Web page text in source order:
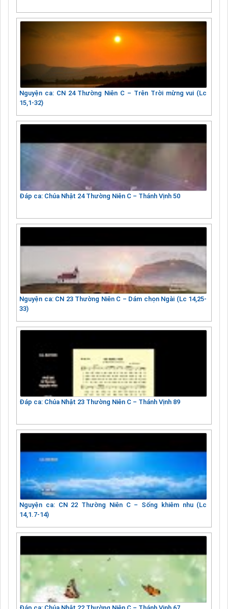
Nguyện ca: CN 24 Thường Niên C – Trên Trời mừng vui (Lc
15,1-32)
Đáp ca: Chúa Nhật 24 Thường Niên C – Thánh Vịnh 50
Nguyện ca: CN 23 Thường Niên C – Dám chọn Ngài (Lc 14,25-
33)
Đáp ca: Chúa Nhật 23 Thường Niên C – Thánh Vịnh 89
Nguyện ca: CN 22 Thường Niên C – Sống khiêm nhu (Lc
14,1.7-14)
Đáp ca: Chúa Nhật 22 Thường Niên C – Thánh Vịnh 67